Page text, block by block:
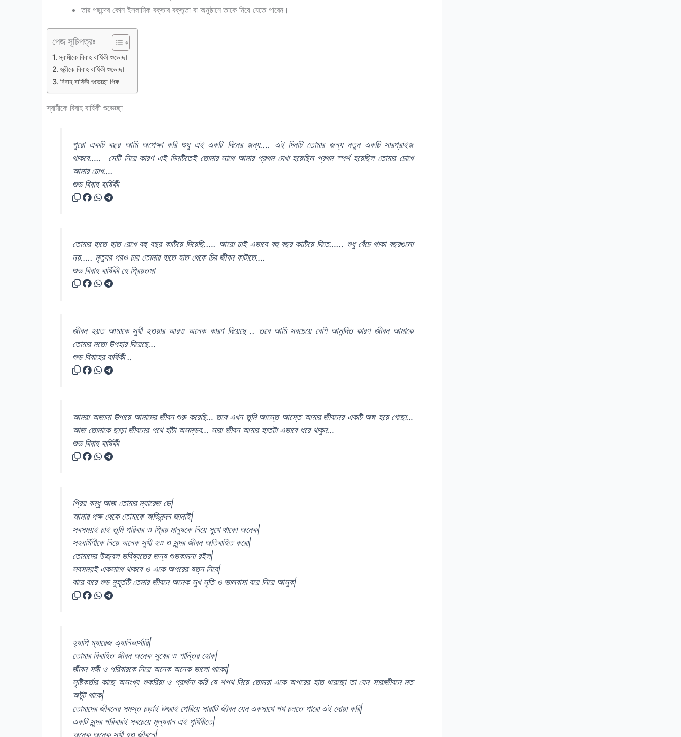
তার পছন্দের কোন ইসলামিক বক্তার বক্তৃতা বা অনুষ্ঠানে তাকে নিয়ে যেতে পারেন।
পেজ সূচিপত্রঃ
স্বামীকে বিবাহ বার্ষিকী শুভেচ্ছা
স্ত্রীকে বিবাহ বার্ষিকী শুভেচ্ছা
বিবাহ বার্ষিকী শুভেচ্ছা পিক
স্বামীকে বিবাহ বার্ষিকী শুভেচ্ছা
পুরো একটি বছর আমি অপেক্ষা করি শুধু এই একটি দিনের জন্য…. এই দিনটি তোমার জন্য নতুন একটি সারপ্রাইজ
থাকবে….. সেটি নিয়ে কারণ এই দিনটিতেই তোমার সাথে আমার প্রথম দেখা হয়েছিল প্রথম স্পর্শ হয়েছিল তোমার চোখে
আমার চোখ….
শুভ বিবাহ বার্ষিকী
তোমার হাতে হাত রেখে বহু বছর কাটিয়ে দিয়েছি.…. আরো চাই এভাবে বহু বছর কাটিয়ে দিতে…… শুধু বেঁচে থাকা বছরগুলো
নয়….. মৃত্যুর পরও চায় তোমার হাতে হাত থেকে চির জীবন কাটাতে….
শুভ বিবাহ বার্ষিকী হে প্রিয়তমা
জীবন হয়ত আমাকে সুখী হওয়ার আরও অনেক কারণ দিয়েছে .. তবে আমি সবচেয়ে বেশি আনন্দিত কারণ জীবন আমাকে
তোমার মতো উপহার দিয়েছে…
শুভ বিবাহের বার্ষিকী ..
আমরা অজানা উপায়ে আমাদের জীবন শুরু করেছি… তবে এখন তুমি আস্তে আস্তে আমার জীবনের একটি অঙ্গ হয়ে গেছো…
আজ তোমাকে ছাড়া জীবনের পথে হাঁটা অসম্ভব… সারা জীবন আমার হাতটা এভাবে ধরে থাকুন…
শুভ বিবাহ বার্ষিকী
প্রিয় বন্ধু আজ তোমার ম্যারেজ ডে|
আমার পক্ষ থেকে তোমাকে অভিনন্দন জানাই|
সবসময়ই চাই তুমি পরিবার ও প্রিয় মানুষকে নিয়ে সুখে থাকো অনেক|
সহধর্মিণীকে নিয়ে অনেক সুখী হও ও সুন্দর জীবন অতিবাহিত করো|
তোমাদের উজ্জ্বল ভবিষ্যতের জন্য শুভকামনা রইল|
সবসময়ই একসাথে থাকবে ও একে অপরের যত্ন নিবে|
বারে বারে শুভ মুহূর্তটি তেমার জীবনে অনেক সুখ সৃতি ও ভালবাসা বয়ে নিয়ে আসুক|
হ্যাপি ম্যারেজ এ্যানিভার্সারি|
তোমার বিবাহিত জীবন অনেক সুখের ও শান্তির হোক|
জীবন সঙ্গী ও পরিবারকে নিয়ে অনেক অনেক ভালো থাকো|
সৃষ্টিকর্তার কাছে অসংখ্য শুকরিয়া ও প্রার্থনা করি যে শপথ নিয়ে তোমরা একে অপরের হাত ধরেছো তা যেন সারাজীবনে মত
অটুট থাকে|
তোমাদের জীবনের সমস্ত চড়াই উৎরাই পেরিয়ে সারাটি জীবন যেন একসাথে পথ চলতে পারো এই দোয়া করি|
একটি সুন্দর পরিবারই সবচেয়ে মূল্যবান এই পৃথিবীতে|
অনেক অনেক সুখী হও জীবনে|